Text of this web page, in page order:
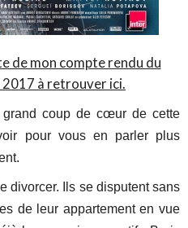
de mon compte rendu du
2017 à retrouver ici.
grand coup de cœur de cette
pour vous en parler plus
divorcer. Ils se disputent sans
de leur appartement en vue